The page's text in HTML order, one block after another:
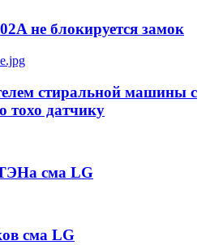
не блокируется замок
стиральной машины с
тохо датчику
сма LG
сма LG